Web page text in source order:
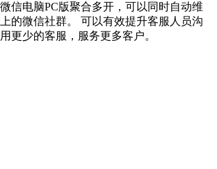
信电脑PC版聚合多开，可以同时自动维
的微信社群。 可以有效提升客服人员沟
更少的客服，服务更多客户。